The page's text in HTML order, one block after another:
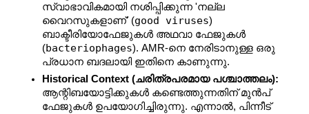
സ്വാഭാവികമായി നശിപ്പിക്കുന്ന 'നല്ല
വൈറസുകളാണ്' (good viruses)
ബാക്ടീരിയോഫേജുകൾ അഥവാ ഫേജുകൾ
(bacteriophages). AMR-നെ നേരിടാനുള്ള ഒരു
പ്രധാന ബദലായി ഇതിനെ കാണുന്നു.
Historical Context (ചരിത്രപരമായ പശ്ചാത്തലം):
ആന്റിബയോട്ടിക്കുകൾ കണ്ടെത്തുന്നതിന് മുൻപ്
ഫേജുകൾ ഉപയോഗിച്ചിരുന്നു. എന്നാൽ, പിന്നീട്